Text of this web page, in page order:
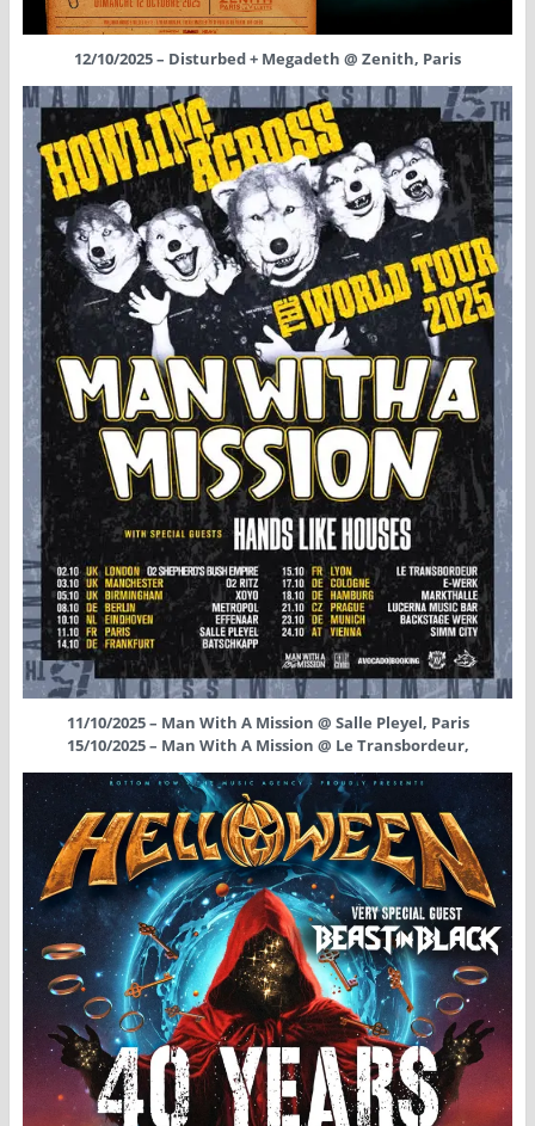
12/10/2025 – Disturbed + Megadeth @ Zenith, Paris
11/10/2025 – Man With A Mission @ Salle Pleyel, Paris
15/10/2025 – Man With A Mission @ Le Transbordeur,